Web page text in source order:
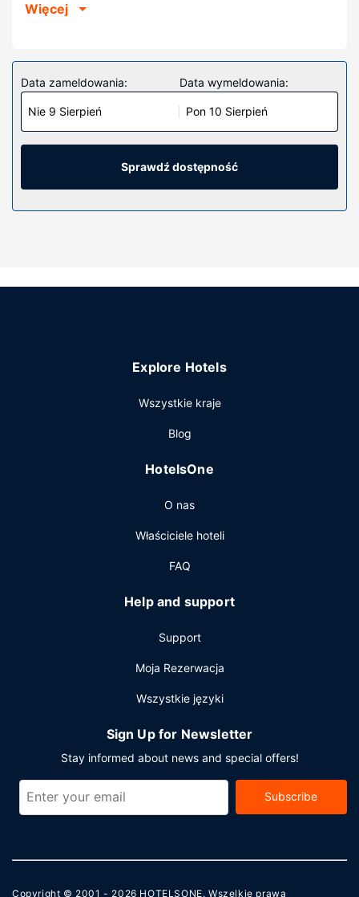
luksusowym) znajduje się 0,7 km od atrakcji takiej jak
Place.
Pokoje
Poczuj się jak w domu w 147 oryginalnie udekorowane
pokojach, których wyposażenie to iPad i minibar.
Bezpłatny bezprzewodowy dostęp do internetu zapewni
łączność ze światem. Wyposażenie łazienki: suszarki do
zabiegi na twarz. Dostępne udogodnienia rekreacyjne to
restauracja, a także obsługa pokojowa (w określonych
klubowym. Śniadanie pełne jest podawane codziennie od
Udogodnienia biznesowe to ekspresowe wymeldowanie,
planujesz spotkanie w mieście Vancouver, hotel oferuje
pomieszczenia konferencyjne oraz 7 sale konferencyjne o
kwadratowe). Udogodnienia na miejscu to samodzielne
parkowanie (za opłatą).
Więcej
Data zameldowania:
Nie 9 Sierpień
Data wymeldowania:
Pon 10 Sierpień
Sprawdź dostępność
Explore Hotels
Wszystkie kraje
Blog
HotelsOne
O nas
Właściciele hoteli
FAQ
Help and support
Support
Moja Rezerwacja
Wszystkie języki
Sign Up for Newsletter
Stay informed about news and special offers!
Subscribe
Copyright © 2001 - 2026 HOTELSONE. Wszelkie prawa